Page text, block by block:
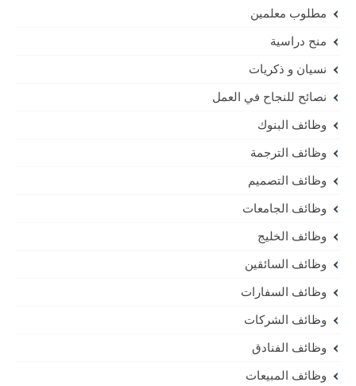
مطلوب معلمين
منح دراسية
نسيان و ذكريات
نصائح للنجاح في العمل
وظائف البنوك
وظائف الترجمة
وظائف التصميم
وظائف الجامعات
وظائف الخليج
وظائف السائقين
وظائف السفارات
وظائف الشركات
وظائف الفنادق
وظائف المبيعات